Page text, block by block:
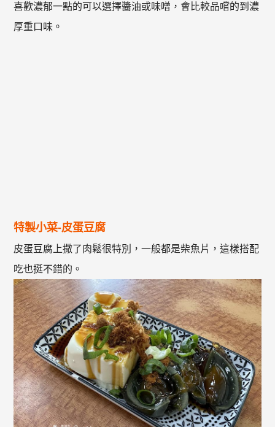
喜歡濃郁一點的可以選擇醬油或味噌，會比較品嚐的到濃
厚重口味。
特製小菜-皮蛋豆腐
皮蛋豆腐上撒了肉鬆很特別，一般都是柴魚片，這樣搭配
吃也挺不錯的。